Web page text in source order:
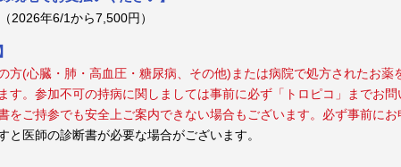
2026年6/1から7,500円）
方(心臓・肺・高血圧・糖尿病、その他)または病院で処方されたお薬
す。参加不可の持病に関しましては事前に必ず「トロピコ」までお問
ご持参でも安全上ご案内できない場合もございます。必ず事前にお
医師の診断書が必要な場合がございます。